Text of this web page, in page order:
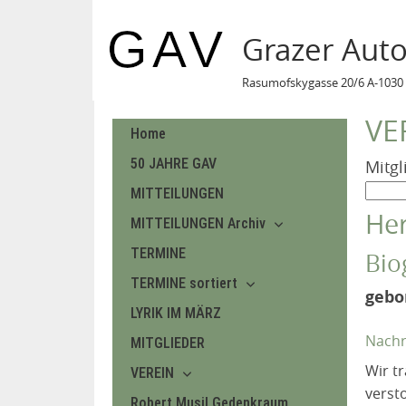
Grazer
Rasumofskygasse 20/6 A-
Home
50 JAHRE GAV
MITTEILUNGEN
MITTEILUNGEN Archiv
TERMINE
TERMINE sortiert
LYRIK IM MÄRZ
MITGLIEDER
VEREIN
Wir